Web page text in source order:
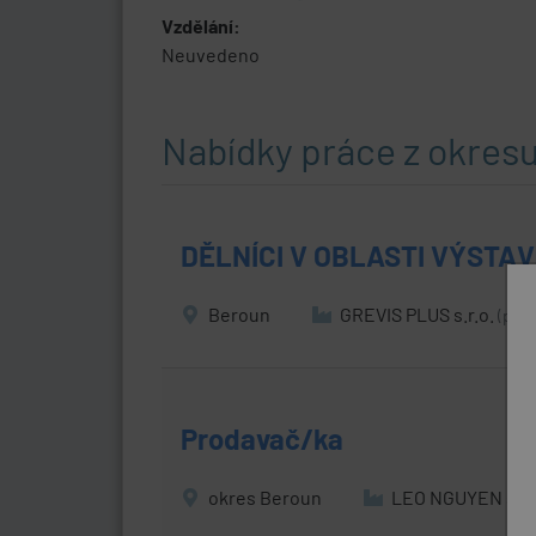
Vzdělání:
Neuvedeno
Nabídky práce z okresu
DĚLNÍCI V OBLASTI
Beroun GREVIS PLUS s.r.o. (přes
Prodavač/ka
okres Beroun LEO NGUYEN